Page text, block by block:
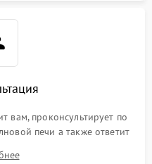
вам, проконсультирует по
печи а также ответит